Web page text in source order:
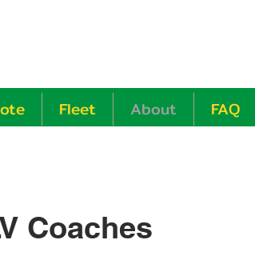
Fleet About FAQ
Coaches